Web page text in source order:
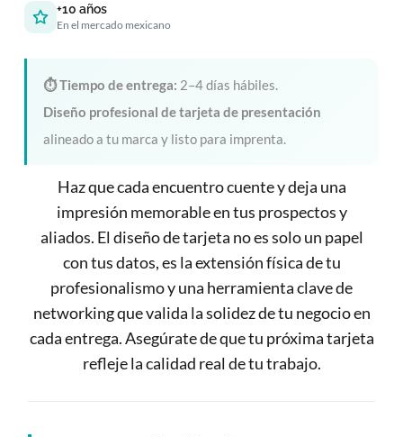
+10 años
En el mercado mexicano
⏱ Tiempo de entrega: 2–4 días hábiles.
Diseño profesional de tarjeta de presentación
alineado a tu marca y listo para imprenta.
Haz que cada encuentro cuente y deja una
impresión memorable en tus prospectos y
aliados. El diseño de tarjeta no es solo un papel
con tus datos, es la extensión física de tu
profesionalismo y una herramienta clave de
networking que valida la solidez de tu negocio en
cada entrega. Asegúrate de que tu próxima tarjeta
refleje la calidad real de tu trabajo.